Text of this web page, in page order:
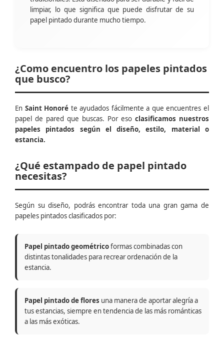
limpiar, lo que significa que puede disfrutar de su
papel pintado durante mucho tiempo.
¿Como encuentro los papeles pintados
que busco?
En Saint Honoré te ayudados fácilmente a que encuentres el
papel de pared que buscas. Por eso clasificamos nuestros
papeles pintados según el diseño, estilo, material o
estancia.
¿Qué estampado de papel pintado
necesitas?
Según su diseño, podrás encontrar toda una gran gama de
papeles pintados clasificados por:
Papel pintado geométricoformas combinadas con
distintas tonalidades para recrear ordenación de la
estancia.
Papel pintado de flores una manera de aportar alegría a
tus estancias, siempre en tendencia de las más románticas
a las más exóticas.